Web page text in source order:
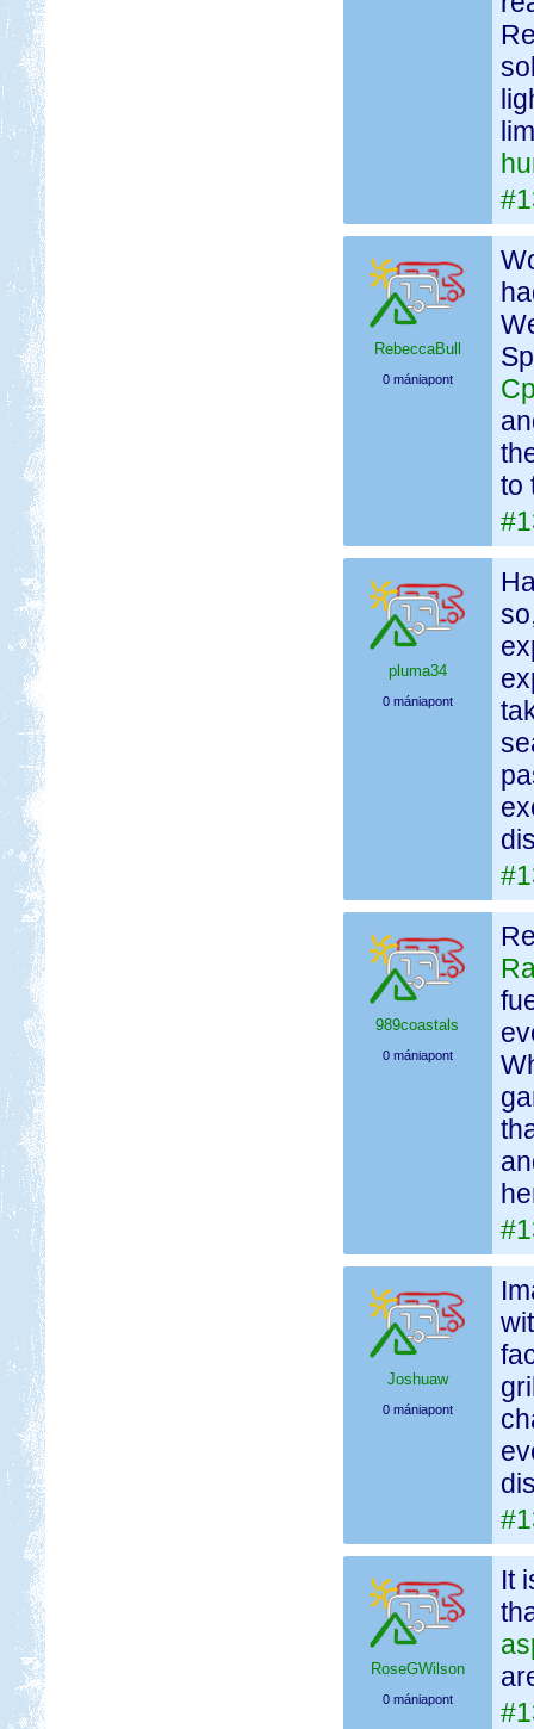
RebeccaBull
0 mániapont
to
pluma34
0 mániapont
989coastals
0 mániapont
Joshuaw
0 mániapont
RoseGWilson
0 mániapont
It